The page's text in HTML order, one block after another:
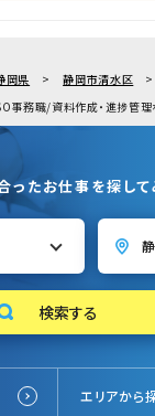
岡県
静岡市清水区
事務職/資料作成・進捗管理
ったお仕事を探して
エリアから